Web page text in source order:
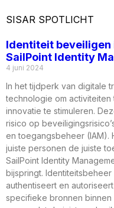
SISAR SPOTLICHT
Identiteit beveiligen
SailPoint Identity
4 juni 2024
In het tijdperk van digitale
technologie om
innovatie te stimuleren.
risico op
en toegangsbeheer (IAM).
juiste personen de juiste
SailPoint Identity
bijspringt.
authentiseert en
specifieke bronnen